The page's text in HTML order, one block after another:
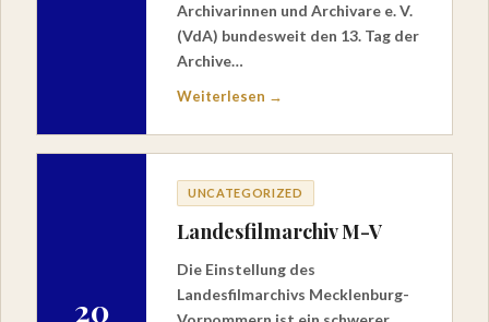
Archivarinnen und Archivare e. V.
(VdA) bundesweit den 13. Tag der
Archive…
Weiterlesen →
20
UNCATEGORIZED
Landesfilmarchiv M-V
Die Einstellung des
Landesfilmarchivs Mecklenburg-